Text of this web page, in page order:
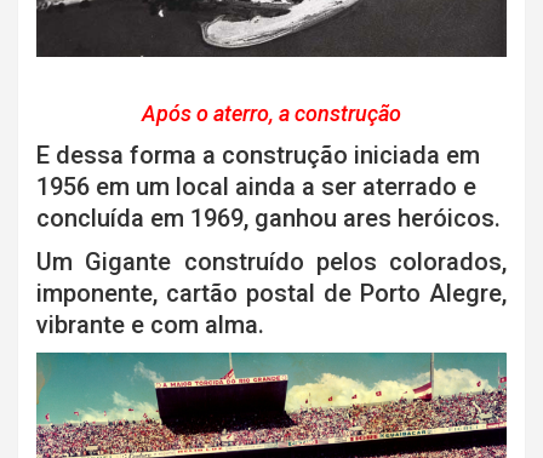
Após o aterro, a construção
E dessa forma a construção iniciada em
1956 em um local ainda a ser aterrado e
concluída em 1969, ganhou ares heróicos.
Um Gigante construído pelos colorados,
imponente, cartão postal de Porto Alegre,
vibrante e com alma.